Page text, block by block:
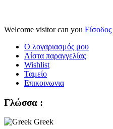
Welcome visitor can you Είσοδος
Ο λογαριασμός μου
Λίστα παραγγελίας
Wishlist
Ταμείο
Επικοινωνια
Γλώσσα :
Greek